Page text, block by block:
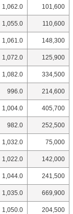
1,062.0 101,600
1,055.0 110,600
1,061.0 148,300
1,072.0 125,900
1,082.0 334,500
996.0 214,600
1,004.0 405,700
982.0 252,500
1,032.0 75,000
1,022.0 142,000
1,044.0 241,500
1,035.0 669,900
1,050.0 204,500